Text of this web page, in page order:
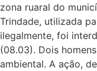
zona ruaral do
Trindade, utilizada
ilegalmente, foi
(08.03). Dois
ambiental. A ação,